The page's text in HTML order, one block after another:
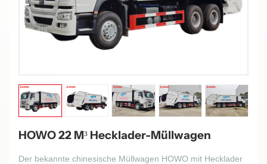
HOWO 22 M³ Hecklader-Müllwagen
Der bekannte chinesische Müllwagen HOWO mit Hecklader